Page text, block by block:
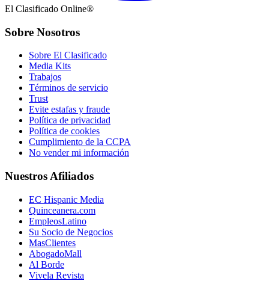
El Clasificado Online®
Sobre Nosotros
Sobre El Clasificado
Media Kits
Trabajos
Términos de servicio
Trust
Evite estafas y fraude
Política de privacidad
Política de cookies
Cumplimiento de la CCPA
No vender mi información
Nuestros Afiliados
EC Hispanic Media
Quinceanera.com
EmpleosLatino
Su Socio de Negocios
MasClientes
AbogadoMall
Al Borde
Vivela Revista